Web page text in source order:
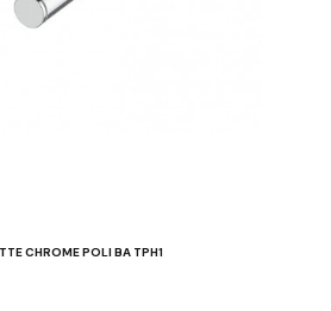
CHROME POLI BA TPH1